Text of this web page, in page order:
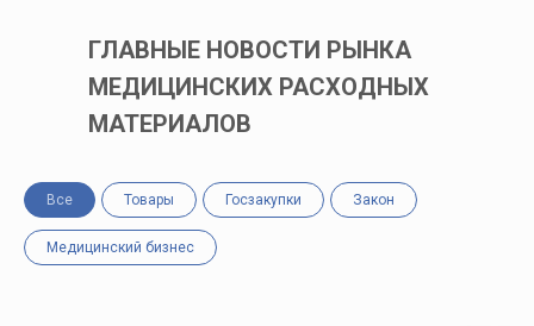
ГЛАВНЫЕ НОВОСТИ РЫНКА
МЕДИЦИНСКИХ РАСХОДНЫХ
МАТЕРИАЛОВ
Все Товары Госзакупки Закон
Медицинский бизнес